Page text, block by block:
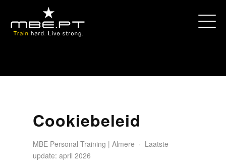
Cookiebeleid
MBE Personal Training | Almere · Laatste
update: april 2026